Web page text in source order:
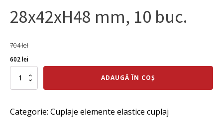
28x42xH48 mm, 10 buc.
704lei
Prețul
inițial
a
704 lei.
602leiPrețul
curent
este:
Cantitate
elastic
ADAUGĂ ÎN COȘ
Categorie: Cuplaje elemente elastice cuplaj